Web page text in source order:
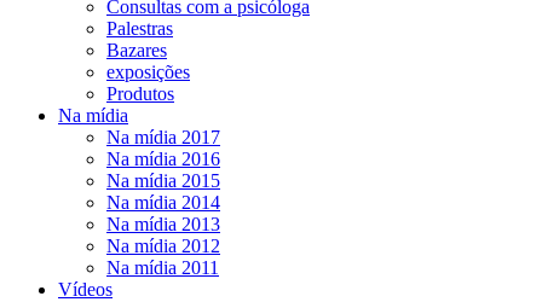
Consultas com a psicóloga
Palestras
Bazares
exposições
Produtos
Na mídia
Na mídia 2017
Na mídia 2016
Na mídia 2015
Na mídia 2014
Na mídia 2013
Na mídia 2012
Na mídia 2011
Vídeos